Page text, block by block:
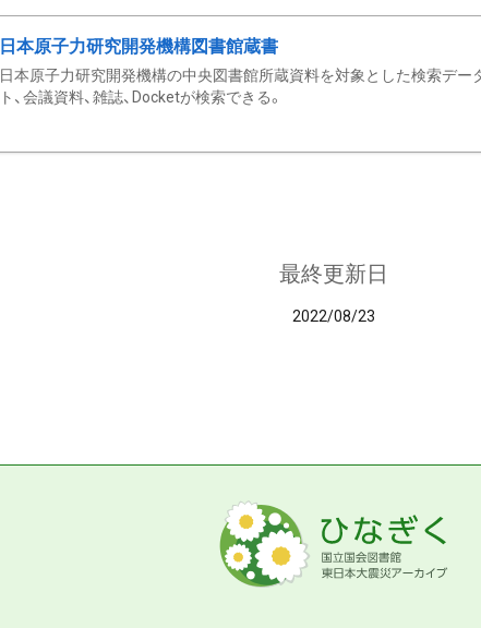
日本原子力研究開発機構図書館蔵書
日本原子力研究開発機構の中央図書館所蔵資料を対象とした検索デー
ト、会議資料、雑誌、Docketが検索できる。
最終更新日
2022/08/23